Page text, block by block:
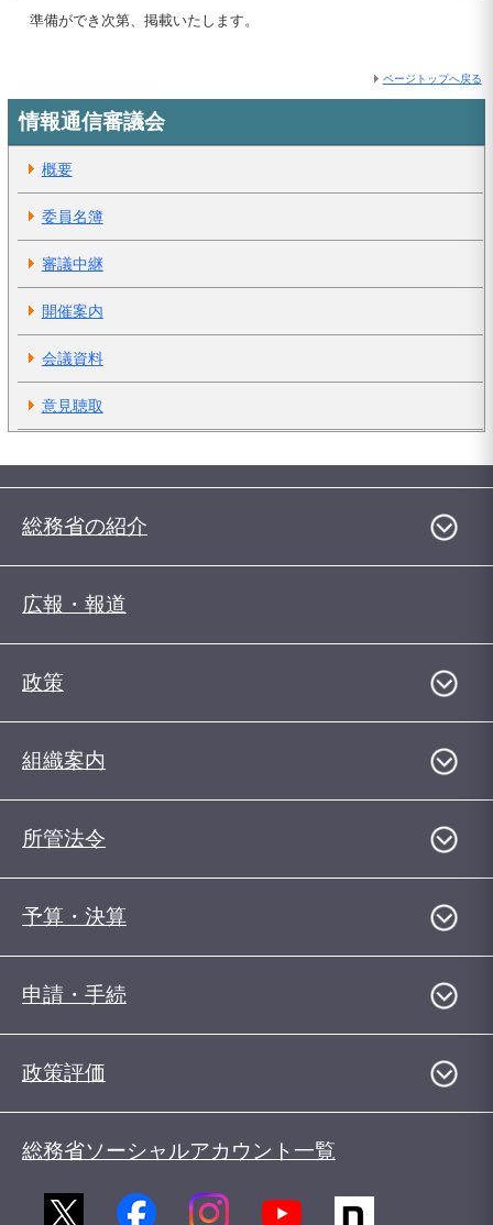
準備ができ次第、掲載いたします。
ページトップへ戻る
情報通信審議会
概要
委員名簿
審議中継
開催案内
会議資料
意見聴取
総務省の紹介
広報・報道
政策
組織案内
所管法令
予算・決算
申請・手続
政策評価
総務省ソーシャルアカウント一覧